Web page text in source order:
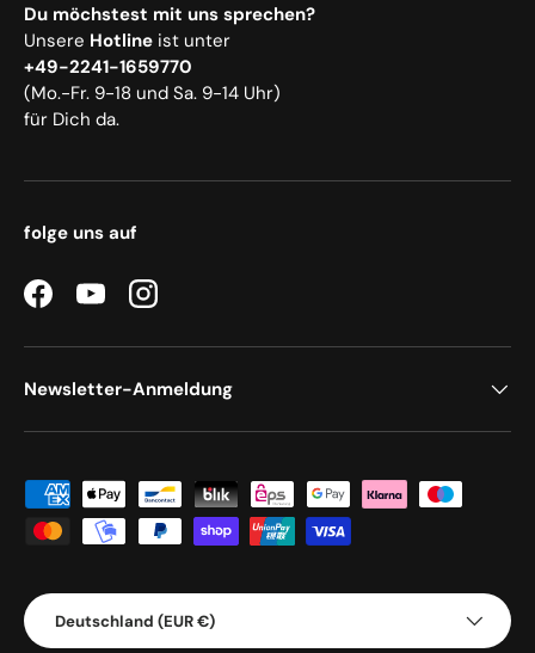
Du möchstest mit uns sprechen?
Unsere Hotline ist unter
+49-2241-1659770
(Mo.-Fr. 9-18 und Sa. 9-14 Uhr)
für Dich da.
folge uns auf
FacebookYouTubeInstagram
Newsletter-Anmeldung
Zahlungsmethoden
Land/Region
Deutschland (EUR €)